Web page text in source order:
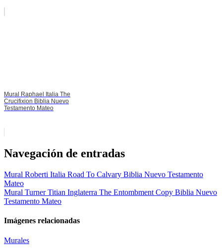
Mural Raphael Italia The
Crucifixion Biblia Nuevo
Testamento Mateo
Navegación de entradas
Mural Roberti Italia Road To Calvary Biblia Nuevo Testamento
Mateo
Mural Turner Titian Inglaterra The Entombment Copy Biblia Nuevo
Testamento Mateo
Imágenes relacionadas
Murales